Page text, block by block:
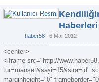
Haberleri
haber58 6 Mar 2012
<center>
<iframe src="http://
tur=manset&sayi=15&sira=id"
marginheight="0"